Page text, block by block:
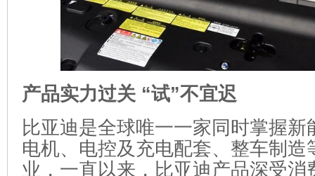
产品实力过关 “试”不宜迟
比亚迪是全球唯一一家同时掌握新
电机、电控及充电配套、整车制造
业，一直以来，比亚迪产品深受消